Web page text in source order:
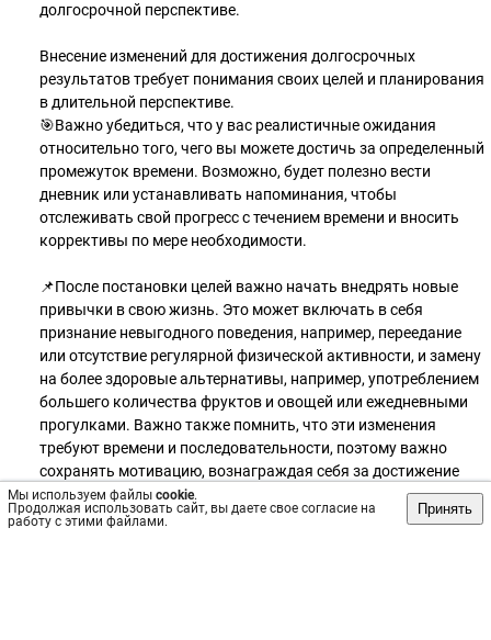
Мы используем файлы cookie.
Продолжая использовать сайт, вы даете свое согласие на
работу с этими файлами.
Принять
долгосрочной перспективе.
Внесение изменений для достижения долгосрочных
результатов требует понимания своих целей и планирования
в длительной перспективе.
🎯Важно убедиться, что у вас реалистичные ожидания
относительно того, чего вы можете достичь за определенный
промежуток времени. Возможно, будет полезно вести
дневник или устанавливать напоминания, чтобы
отслеживать свой прогресс с течением времени и вносить
коррективы по мере необходимости.
📌После постановки целей важно начать внедрять новые
привычки в свою жизнь. Это может включать в себя
признание невыгодного поведения, например, переедание
или отсутствие регулярной физической активности, и замену
на более здоровые альтернативы, например, употреблением
большего количества фруктов и овощей или ежедневными
прогулками. Важно также помнить, что эти изменения
требуют времени и последовательности, поэтому важно
сохранять мотивацию, вознаграждая себя за достижение
этапов или поставленных целей по выполнению действий
(например, уменьшение количества сладких напитков за 2